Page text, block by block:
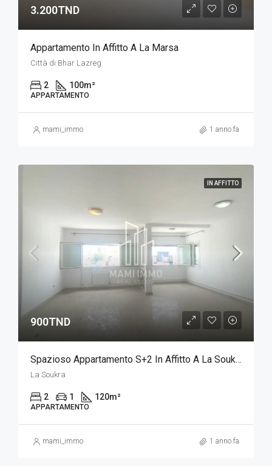
3.200TND
Appartamento In Affitto A La Marsa
Città di Bhar Lazreg
2 100m²
APPARTAMENTO
mami_immo 1 anno fa
IN AFFITTO
900TND
Spazioso Appartamento S+2 In Affitto A La Soukra
La Soukra
2 1 120m²
APPARTAMENTO
mami_immo 1 anno fa